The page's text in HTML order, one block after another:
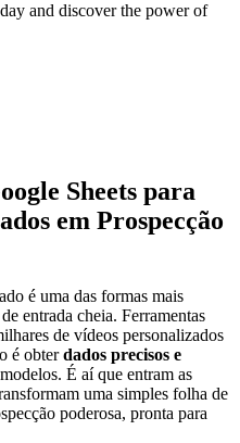
and discover the power of
Sheets para
em Prospecção
é uma das formas mais
entrada cheia. Ferramentas
de vídeos personalizados
é obterdados precisos e
É aí que entram as
uma simples folha de
poderosa, pronta para